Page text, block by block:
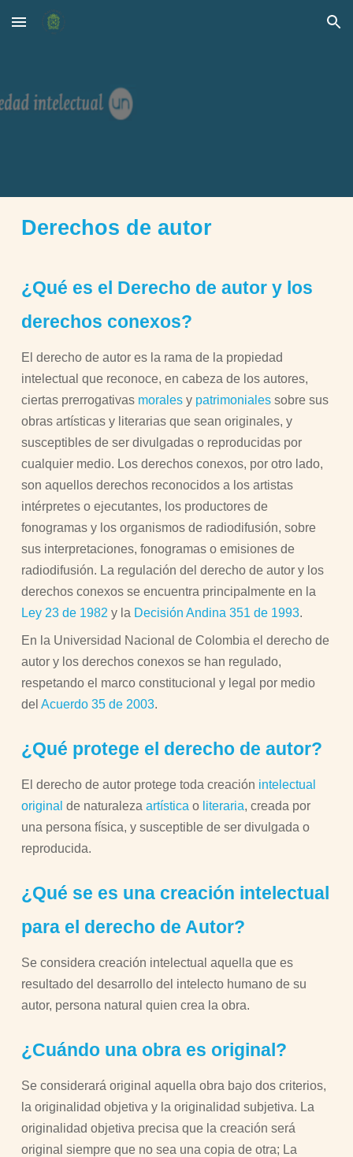
Skip to main content Skip to navigation
Derechos de autor
¿Qué es el Derecho de autor y los
derechos conexos?
El derecho de autor es la rama de la propiedad
intelectual que reconoce, en cabeza de los autores,
ciertas prerrogativas morales y patrimoniales sobre sus
obras artísticas y literarias que sean originales, y
susceptibles de ser divulgadas o reproducidas por
cualquier medio. Los derechos conexos, por otro lado,
son aquellos derechos reconocidos a los artistas
intérpretes o ejecutantes, los productores de
fonogramas y los organismos de radiodifusión, sobre
sus interpretaciones, fonogramas o emisiones de
radiodifusión. La regulación del derecho de autor y los
derechos conexos se encuentra principalmente en la
Ley 23 de 1982 y la Decisión Andina 351 de 1993.
En la Universidad Nacional de Colombia el derecho de
autor y los derechos conexos se han regulado,
respetando el marco constitucional y legal por medio
delAcuerdo 35 de 2003.
¿Qué protege el derecho de autor?
El derecho de autor protege toda creación intelectual
original de naturalezaartística o literaria, creada por
una persona física, y susceptible de ser divulgada o
reproducida.
¿Qué se es una creación intelectual
para el derecho de Autor?
Se considera creación intelectual aquella que es
resultado del desarrollo del intelecto humano de su
autor, persona natural quien crea la obra.
¿Cuándo una obra es original?
Se considerará original aquella obra bajo dos criterios,
la originalidad objetiva y la originalidad subjetiva. La
originalidad objetiva precisa que la creación será
original siempre que no sea una copia de otra; La